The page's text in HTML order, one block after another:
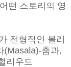
떤 스토리의 영
전형적인 볼리
(Masala)-춤과,
리우드